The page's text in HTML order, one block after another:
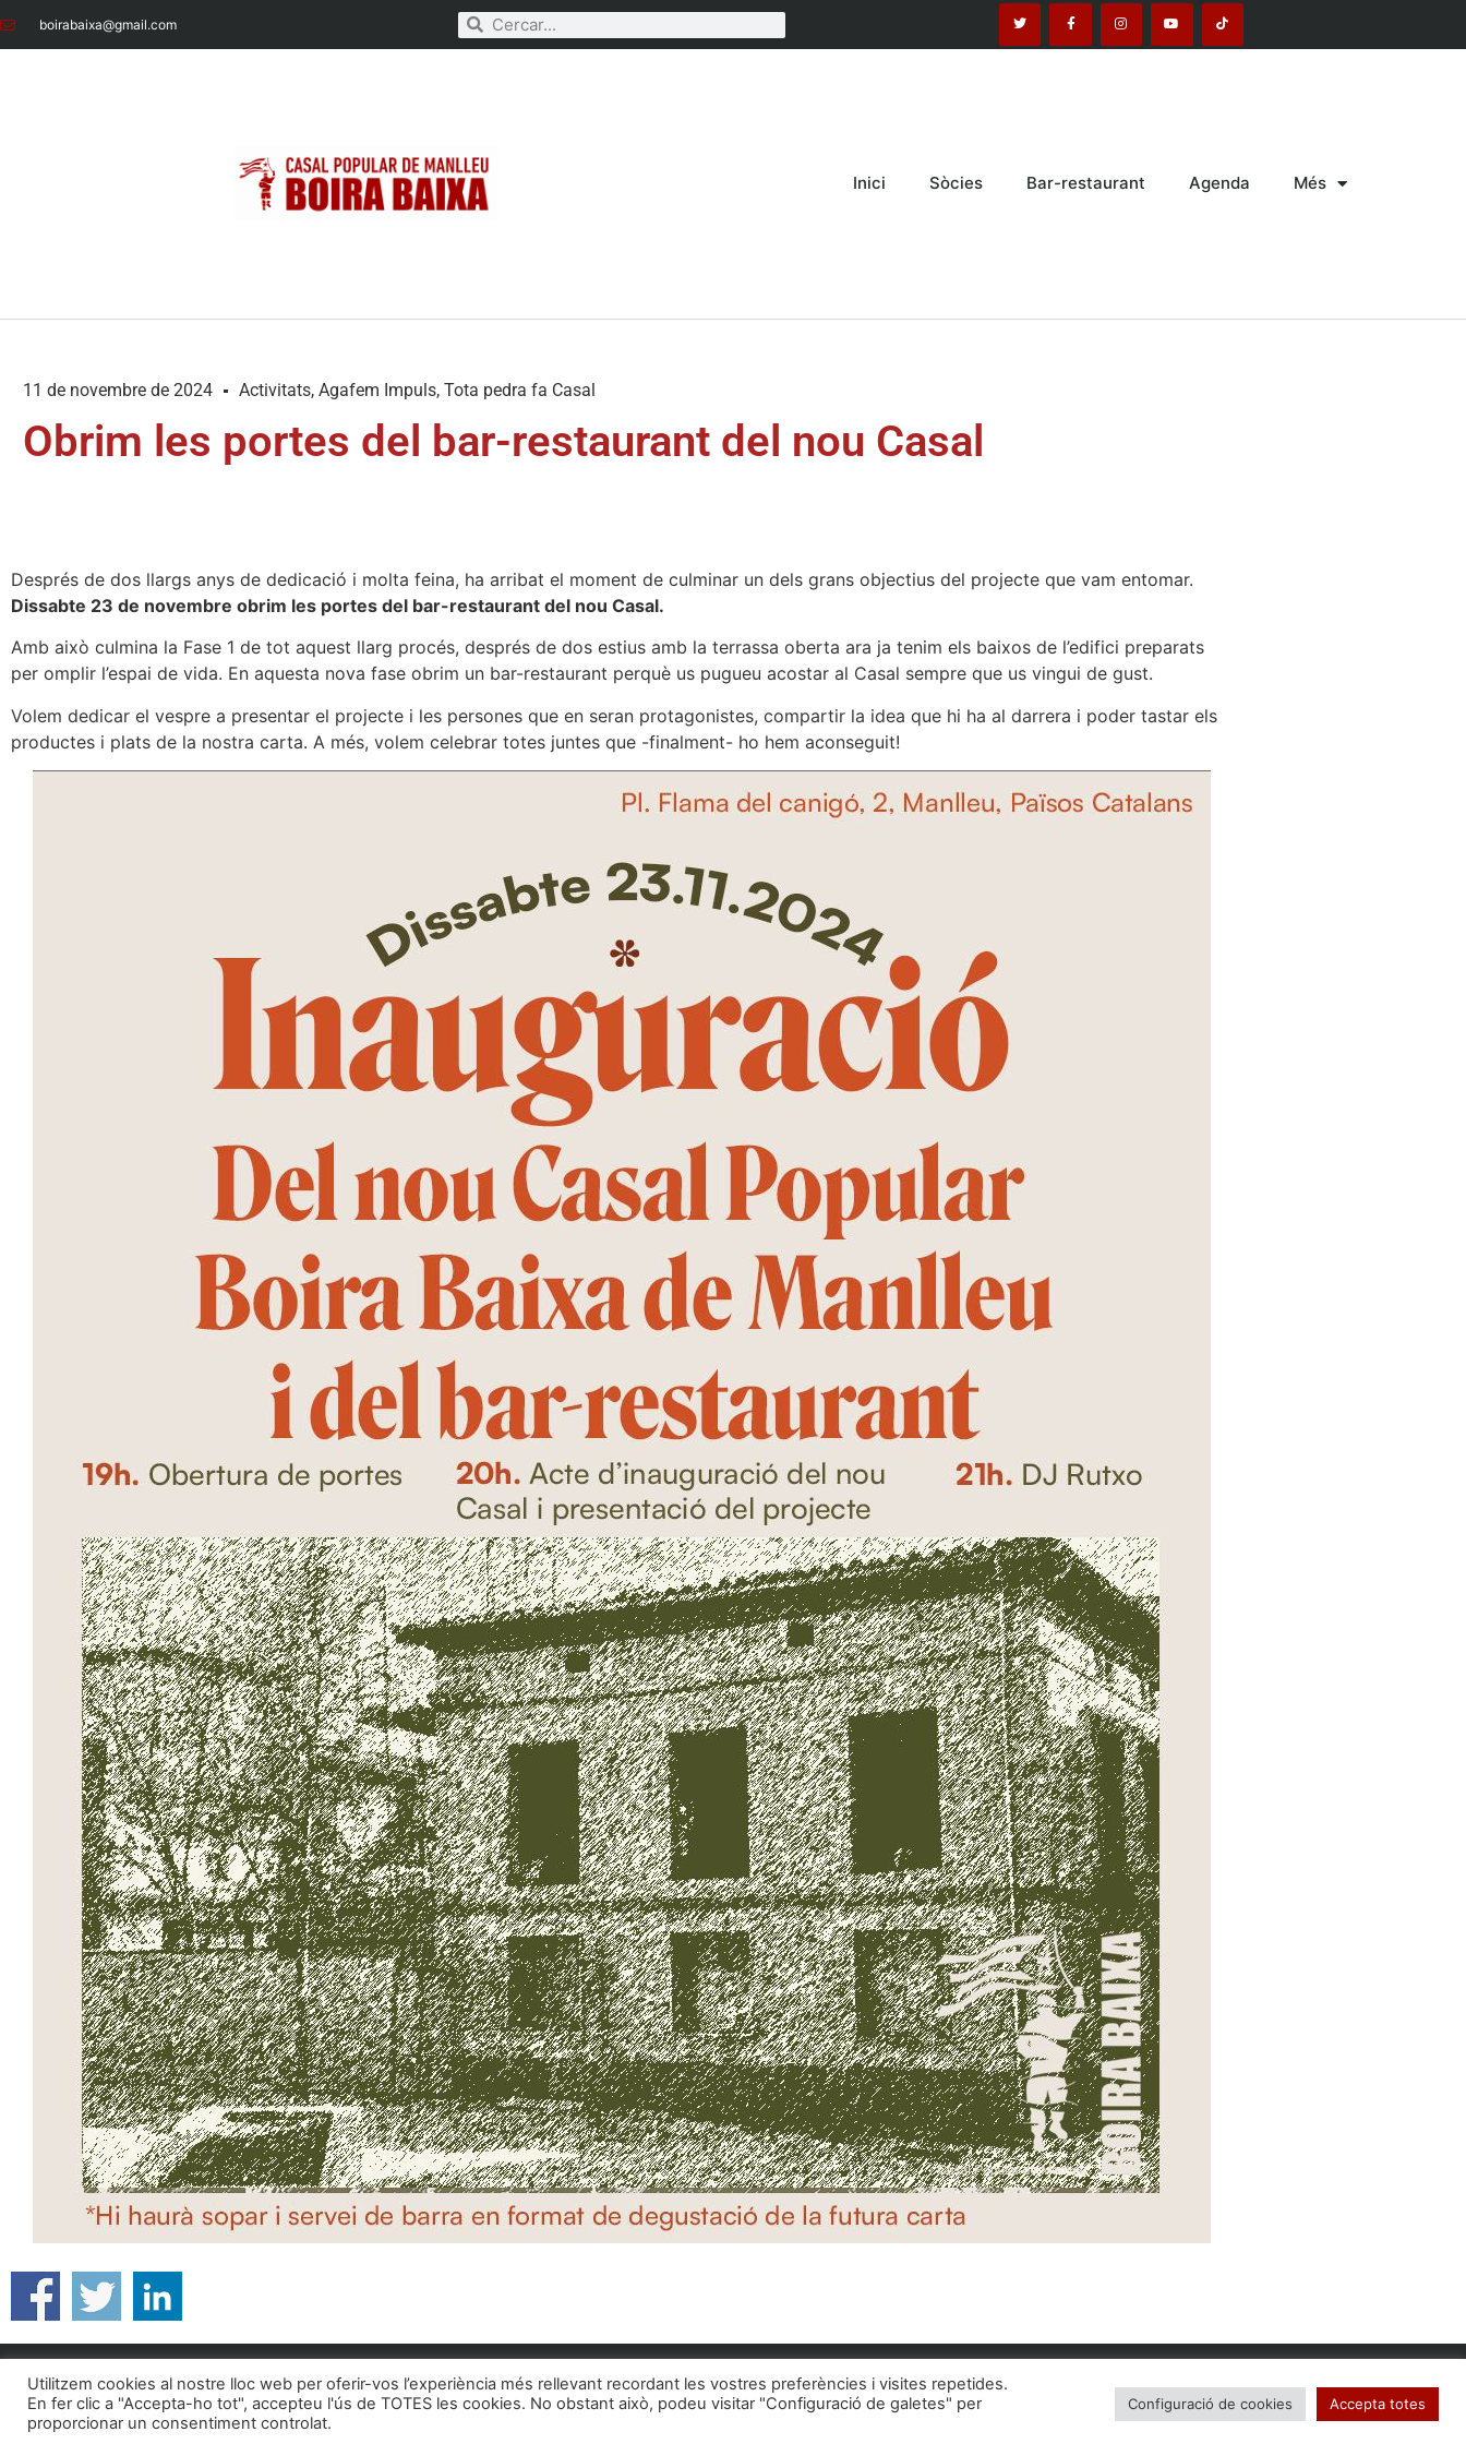
boirabaixa@gmail.com
Inici Sòcies Bar-restaurant Agenda Més
11 de novembre de 2024 Activitats,Agafem Impuls,Tota pedra fa Casal
Obrim les portes del bar-restaurant del nou Casal
Després de dos llargs anys de dedicació i molta feina, ha arribat el moment de culminar un dels grans objectius del projecte que vam entomar.
Dissabte 23 de novembre obrim les portes del bar-restaurant del nou Casal.
Amb això culmina la Fase 1 de tot aquest llarg procés, després de dos estius amb la terrassa oberta ara ja tenim els baixos de l’edifici preparats
per omplir l’espai de vida. En aquesta nova fase obrim un bar-restaurant perquè us pugueu acostar al Casal sempre que us vingui de gust.
Volem dedicar el vespre a presentar el projecte i les persones que en seran protagonistes, compartir la idea que hi ha al darrera i poder tastar els
productes i plats de la nostra carta. A més, volem celebrar totes juntes que -finalment- ho hem aconseguit!
Segueix-nos a: Formem part de: Troba'ns a:
Utilitzem cookies al nostre lloc web per oferir-vos l’experiència més rellevant recordant les vostres preferències i visites repetides.
En fer clic a "Accepta-ho tot", accepteu l'ús de TOTES les cookies. No obstant això, podeu visitar "Configuració de galetes" per
proporcionar un consentiment controlat.
Configuració de cookies Accepta totes